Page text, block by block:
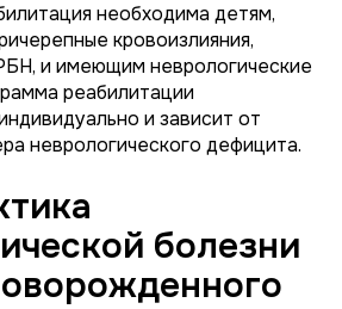
необходима детям,
кровоизлияния,
и имеющим неврологические
реабилитации
и зависит от
неврологического дефицита.
болезни